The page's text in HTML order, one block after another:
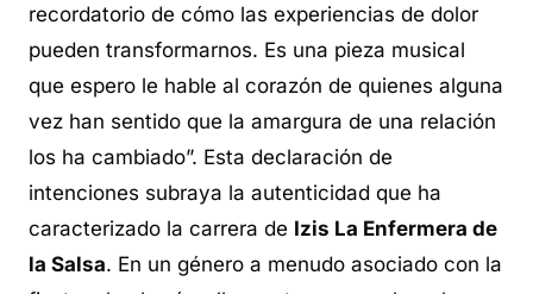
recordatorio de cómo las experiencias de dolor
pueden transformarnos. Es una pieza musical
que espero le hable al corazón de quienes alguna
vez han sentido que la amargura de una relación
los ha cambiado”. Esta declaración de
intenciones subraya la autenticidad que ha
caracterizado la carrera de Izis La Enfermera de
la Salsa. En un género a menudo asociado con la